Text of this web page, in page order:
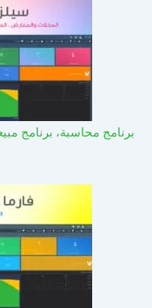
برنامج محاسبة، برنامج